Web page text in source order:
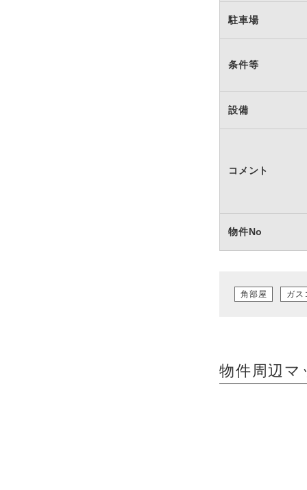
駐車場
条件等
設備
コメント
物件No
角部屋 ガス
物件周辺マ